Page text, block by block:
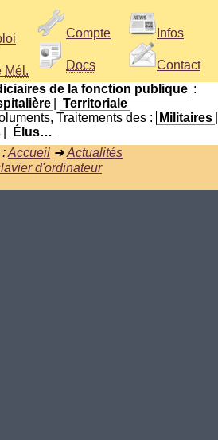
Mél.
Compte
Docs
Infos
Contact
de la fonction publique :
Territoriale
Traitements des :
Militaires
Élus…
:Accueil ➜Actualités
d'ordinateur